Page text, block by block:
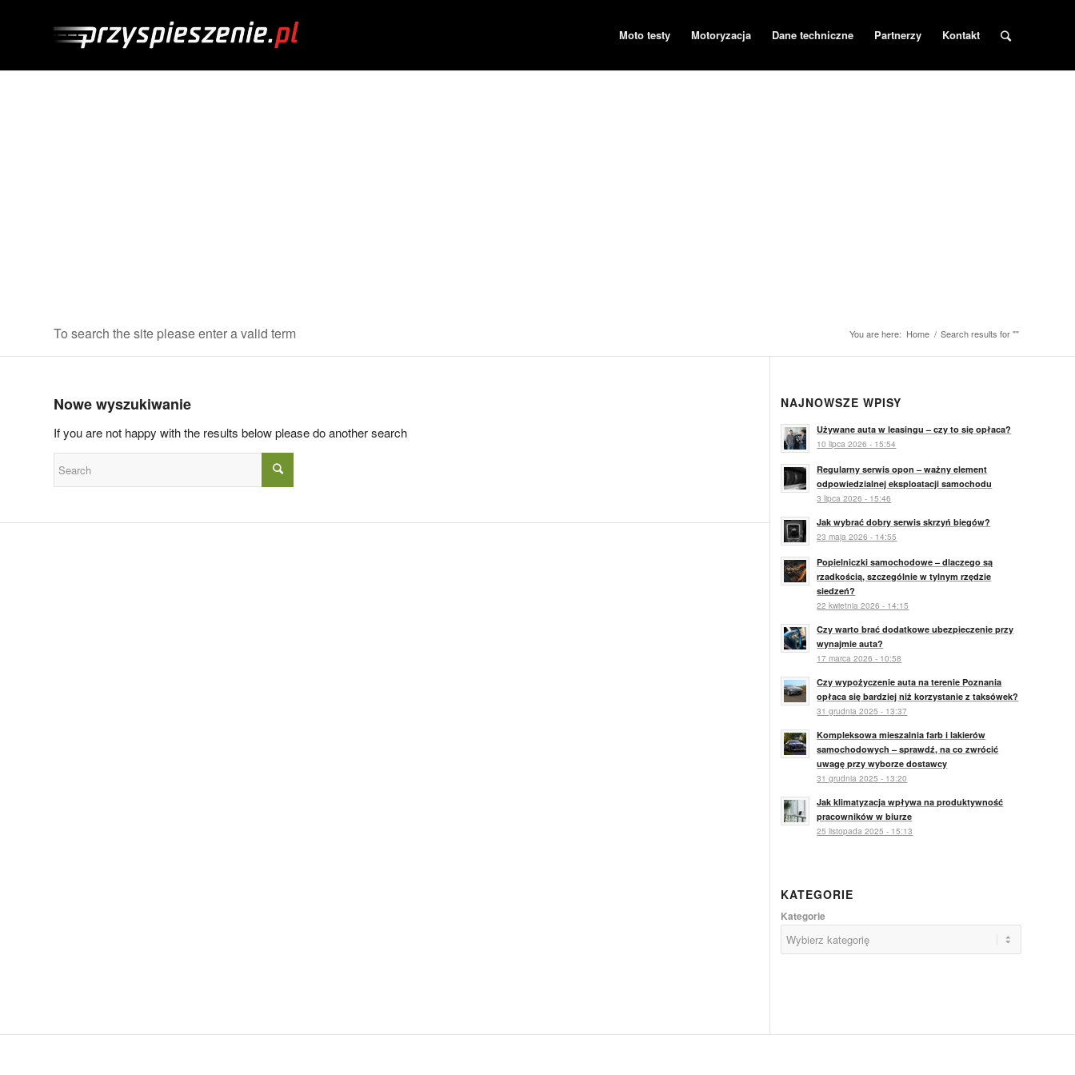
Moto testy Motoryzacja Dane techniczne Partnerzy Kontakt
To search the site please enter a valid term You are here: Home / Search results for ""
Nowe wyszukiwanie
If you are not happy with the results below please do another search
NAJNOWSZE WPISY
Używane auta w leasingu – czy to się opłaca?
10 lipca 2026 - 15:54
Regularny serwis opon – ważny element
odpowiedzialnej eksploatacji samochodu
3 lipca 2026 - 15:46
Jak wybrać dobry serwis skrzyń biegów?
23 maja 2026 - 14:55
Popielniczki samochodowe – dlaczego są
rzadkością, szczególnie w tylnym rzędzie
siedzeń?
22 kwietnia 2026 - 14:15
Czy warto brać dodatkowe ubezpieczenie przy
wynajmie auta?
17 marca 2026 - 10:58
Czy wypożyczenie auta na terenie Poznania
opłaca się bardziej niż korzystanie z taksówek?
31 grudnia 2025 - 13:37
Kompleksowa mieszalnia farb i lakierów
samochodowych – sprawdź, na co zwrócić
uwagę przy wyborze dostawcy
31 grudnia 2025 - 13:20
Jak klimatyzacja wpływa na produktywność
pracowników w biurze
25 listopada 2025 - 15:13
KATEGORIE
Kategorie